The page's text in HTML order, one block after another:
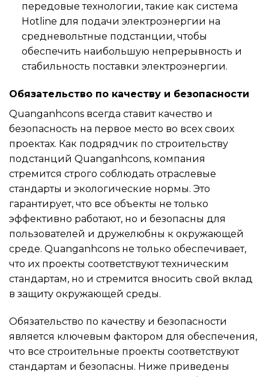
передовые технологии, такие как система
Hotline для подачи электроэнергии на
средневольтные подстанции, чтобы
обеспечить наибольшую непрерывность и
стабильность поставки электроэнергии.
Обязательство по качеству и безопасности
Quanganhcons всегда ставит качество и
безопасность на первое место во всех своих
проектах. Как подрядчик по строительству
подстанций Quanganhcons, компания
стремится строго соблюдать отраслевые
стандарты и экологические нормы. Это
гарантирует, что все объекты не только
эффективно работают, но и безопасны для
пользователей и дружелюбны к окружающей
среде. Quanganhcons не только обеспечивает,
что их проекты соответствуют техническим
стандартам, но и стремится вносить свой вклад
в защиту окружающей среды.
Обязательство по качеству и безопасности
является ключевым фактором для обеспечения,
что все строительные проекты соответствуют
стандартам и безопасны. Ниже приведены